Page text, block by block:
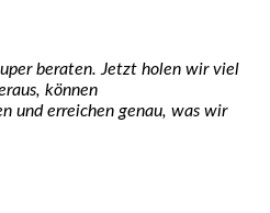
beraten. Jetzt holen wir viel
können
und erreichen genau, was wir